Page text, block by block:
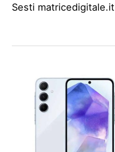
Sesti matricedigitale.it